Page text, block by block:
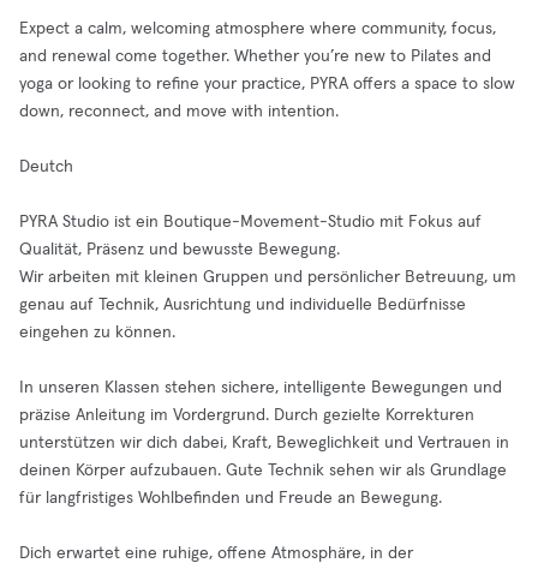
Expect a calm, welcoming atmosphere where community, focus,
and renewal come together. Whether you’re new to Pilates and
yoga or looking to refine your practice, PYRA offers a space to slow
down, reconnect, and move with intention.
Deutch
PYRA Studio ist ein Boutique-Movement-Studio mit Fokus auf
Qualität, Präsenz und bewusste Bewegung.
Wir arbeiten mit kleinen Gruppen und persönlicher Betreuung, um
genau auf Technik, Ausrichtung und individuelle Bedürfnisse
eingehen zu können.
In unseren Klassen stehen sichere, intelligente Bewegungen und
präzise Anleitung im Vordergrund. Durch gezielte Korrekturen
unterstützen wir dich dabei, Kraft, Beweglichkeit und Vertrauen in
deinen Körper aufzubauen. Gute Technik sehen wir als Grundlage
für langfristiges Wohlbefinden und Freude an Bewegung.
Dich erwartet eine ruhige, offene Atmosphäre, in der